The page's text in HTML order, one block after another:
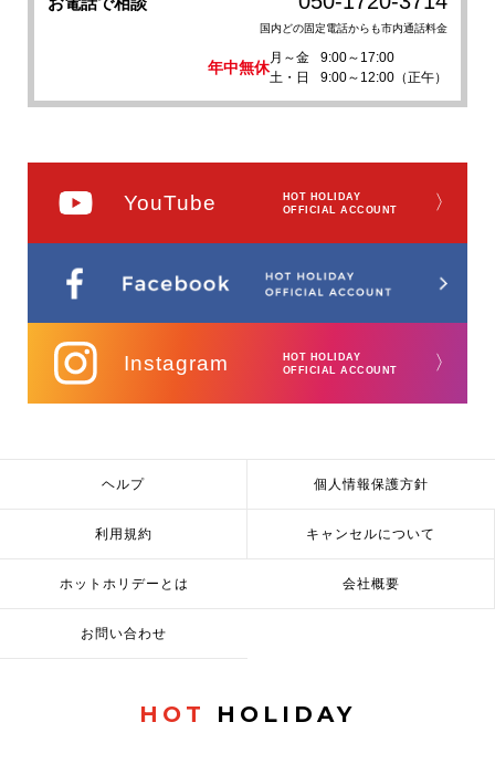
国内どの固定電話からも市内通話料金
年中無休
月～金
9:00～17:00
土・日
9:00～12:00（正午）
YouTube
HOT HOLIDAY
OFFICIAL ACCOUNT
〉
Instagram
HOT HOLIDAY
OFFICIAL ACCOUNT
〉
ヘルプ 個人情報保護方針
利用規約 キャンセルについて
ホットホリデーとは 会社概要
お問い合わせ
HOT HOLIDAY